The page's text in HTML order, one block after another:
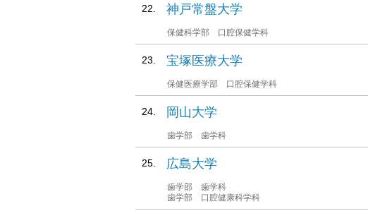
神戸常盤大学
保健科学部 口腔保健学科
宝塚医療大学
保健医療学部 口腔保健学科
岡山大学
歯学部 歯学科
広島大学
歯学部 歯学科
歯学部 口腔健康科学科